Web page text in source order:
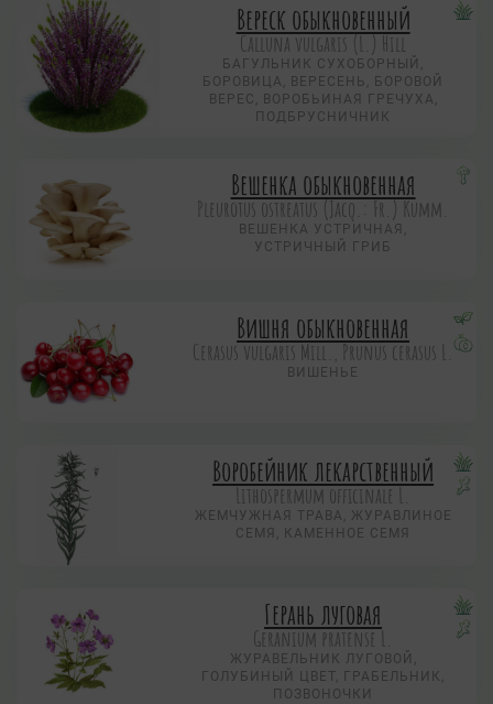
Вереск обыкновенный
Calluna vulgaris (L.) Hill
БАГУЛЬНИК СУХОБОРНЫЙ,
БОРОВИЦА, ВЕРЕСЕНЬ, БОРОВОЙ
ВЕРЕС, ВОРОБЬИНАЯ ГРЕЧУХА,
ПОДБРУСНИЧНИК
Вешенка обыкновенная
Pleurotus ostreatus (Jacq.: Fr.) Kumm.
ВЕШЕНКА УСТРИЧНАЯ,
УСТРИЧНЫЙ ГРИБ
Вишня обыкновенная
Cerasus vulgaris Mill., Prunus cerasus L.
ВИШЕНЬЕ
Воробейник лекарственный
Lithospermum officinale L.
ЖЕМЧУЖНАЯ ТРАВА, ЖУРАВЛИНОЕ
СЕМЯ, КАМЕННОЕ СЕМЯ
Герань луговая
Geranium pratense L.
ЖУРАВЕЛЬНИК ЛУГОВОЙ,
ГОЛУБИНЫЙ ЦВЕТ, ГРАБЕЛЬНИК,
ПОЗВОНОЧКИ